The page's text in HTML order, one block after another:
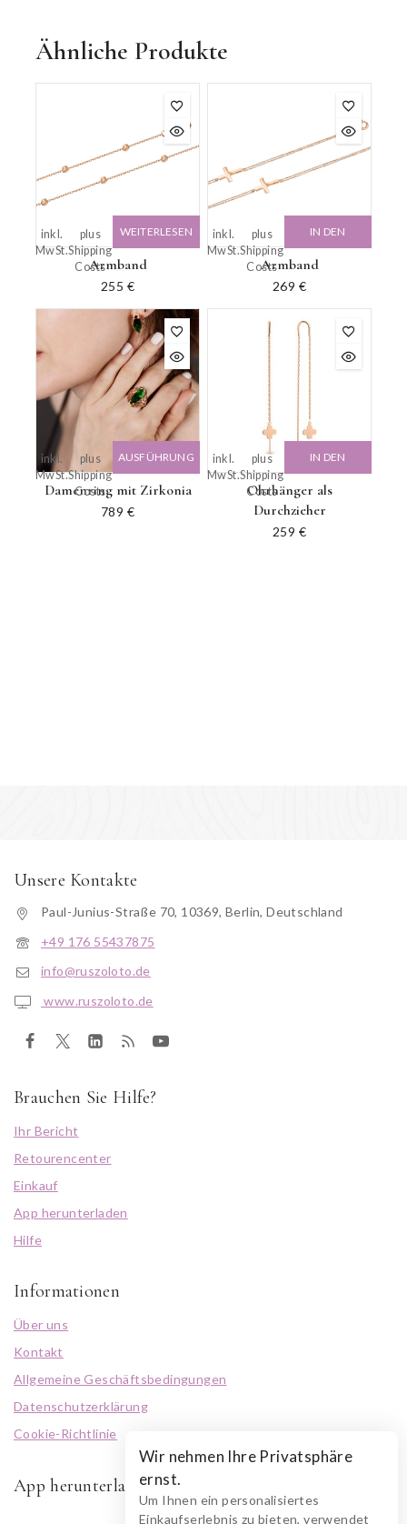
Ähnliche Produkte
Armband
255 €
inkl.
MwSt.
plus
Shipping
Costs
WEITERLESEN
Armband
269 €
inkl.
MwSt.
plus
Shipping
Costs
IN DEN
Damenring mit Zirkonia
789 €
inkl.
MwSt.
plus
Shipping
Costs
AUSFÜHRUNG
Ohrhänger als
Durchzieher
259 €
inkl.
MwSt.
plus
Shipping
Costs
IN DEN
Unsere Kontakte
Paul-Junius-Straße 70, 10369, Berlin, Deutschland
+49 176 55437875
info@ruszoloto.de
www.ruszoloto.de
Brauchen Sie Hilfe?
Ihr Bericht
Retourencenter
Einkauf
App herunterladen
Hilfe
Informationen
Über uns
Kontakt
Allgemeine Geschäftsbedingungen
Datenschutzerklärung
Cookie-Richtlinie
App herunterladen
Wir nehmen Ihre Privatsphäre
ernst.
Um Ihnen ein personalisiertes
Einkaufserlebnis zu bieten, verwendet